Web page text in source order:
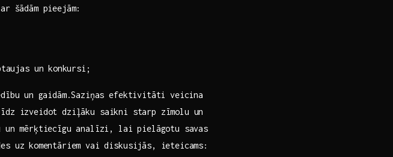
‍šādām pieejām:
un⁣ konkursi;
un gaidām.Saziņas efektivitāti‍ veicina
​izveidot ‌dziļāku saikni starp zīmolu un
un ⁢mērķtiecīgu ‌analīzi, lai pielāgotu​ savas
uz ⁣komentāriem vai‍ diskusijās, ieteicams: